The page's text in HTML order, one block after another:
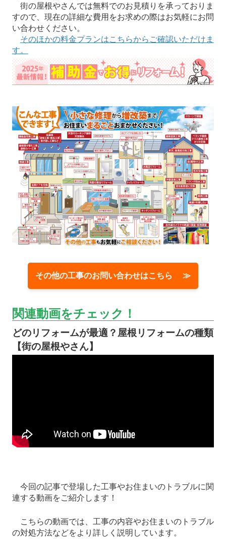
街の屋根やさんでは無料でのお見積りを承っておりま
すので、現在の詳細な費用をお求めの際はお気軽にお問
い合わせください。
そのほかの料金プランはこちらからご確認いただけま
す。
その他の工事のお問い合わせはこちら ≫
関連動画をチェック！
どのリフォームが最適？屋根リフォームの種類
【街の屋根やさん】
今回の記事で登場した工事やお住まいのトラブルに関
連する動画をご紹介します！
こちらの動画では、工事の内容やお住まいのトラブル
の対処方法などをより詳しく説明しています。